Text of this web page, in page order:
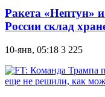
Ракета «Нептун»
России склад
10-янв, 05:18 3 225